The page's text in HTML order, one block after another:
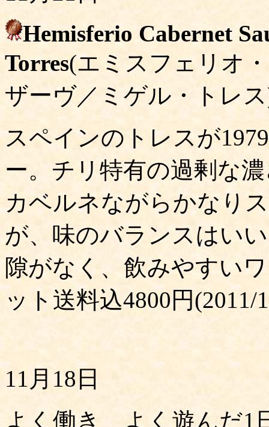
Hemisferio Cabernet
Torres(エミスフェリオ
ザーヴ／ミゲル・トレ
スペインのトレスが
ー。チリ特有の過剰な
カベルネながらかなり
が、味のバランスはい
隙がなく、飲みやすい
ット送料込4800円
11月18日
よく働き、よく遊んだ1